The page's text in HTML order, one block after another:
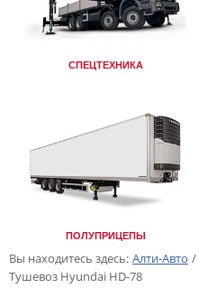
СПЕЦТЕХНИКА
ПОЛУПРИЦЕПЫ
Вы находитесь здесь: Алти-Авто /
Тушевоз Hyundai HD-78